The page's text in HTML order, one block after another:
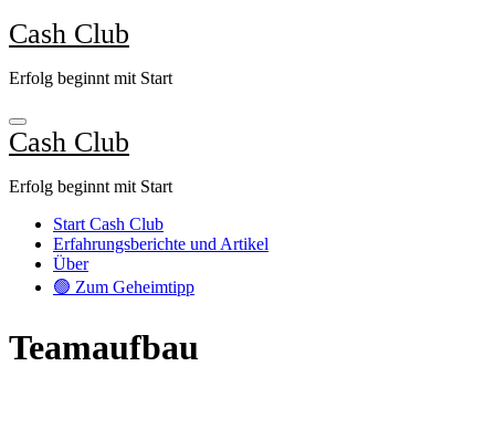
Zum
Inhalt
Cash Club
Erfolg beginnt mit Start
Cash Club
Erfolg beginnt mit Start
Start Cash Club
Erfahrungsberichte und Artikel
Über
🟢 Zum Geheimtipp
Teamaufbau